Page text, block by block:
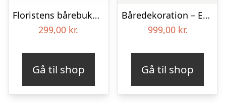
Floristens bårebuket – Smukt minde
299,00 kr.
Gå til shop
Båredekoration – Et farverigt farvel
999,00 kr.
Gå til shop